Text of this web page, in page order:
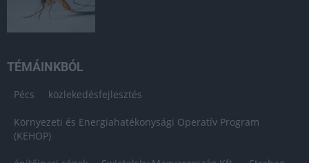
TÉMÁINKBÓL
Pécs közlekedésfejlesztés
Környezeti és Energiahatékonysági Operatív Program
(KEHOP)